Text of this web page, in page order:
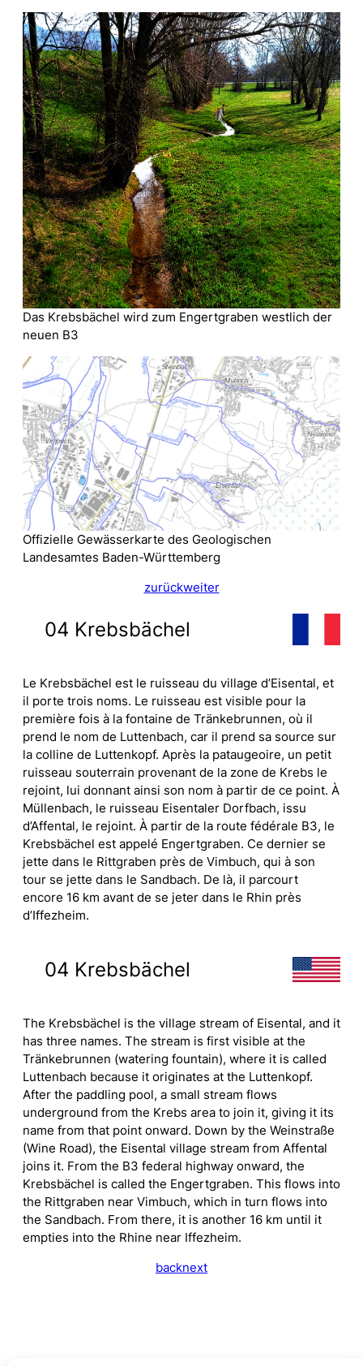
Das Krebsbächel wird zum Engertgraben westlich der
neuen B3
Offizielle Gewässerkarte des Geologischen
Landesamtes Baden-Württemberg
zurückweiter
04 Krebsbächel
Le Krebsbächel est le ruisseau du village d’Eisental, et
il porte trois noms. Le ruisseau est visible pour la
première fois à la fontaine de Tränkebrunnen, où il
prend le nom de Luttenbach, car il prend sa source sur
la colline de Luttenkopf. Après la pataugeoire, un petit
ruisseau souterrain provenant de la zone de Krebs le
rejoint, lui donnant ainsi son nom à partir de ce point. À
Müllenbach, le ruisseau Eisentaler Dorfbach, issu
d’Affental, le rejoint. À partir de la route fédérale B3, le
Krebsbächel est appelé Engertgraben. Ce dernier se
jette dans le Rittgraben près de Vimbuch, qui à son
tour se jette dans le Sandbach. De là, il parcourt
encore 16 km avant de se jeter dans le Rhin près
d’Iffezheim.
04 Krebsbächel
The Krebsbächel is the village stream of Eisental, and it
has three names. The stream is first visible at the
Tränkebrunnen (watering fountain), where it is called
Luttenbach because it originates at the Luttenkopf.
After the paddling pool, a small stream flows
underground from the Krebs area to join it, giving it its
name from that point onward. Down by the Weinstraße
(Wine Road), the Eisental village stream from Affental
joins it. From the B3 federal highway onward, the
Krebsbächel is called the Engertgraben. This flows into
the Rittgraben near Vimbuch, which in turn flows into
the Sandbach. From there, it is another 16 km until it
empties into the Rhine near Iffezheim.
backnext